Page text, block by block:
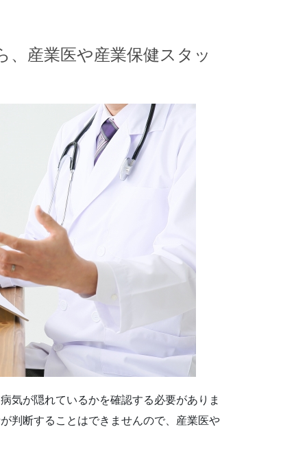
、産業医や産業保健スタッ
気が隠れているかを確認する必要がありま
判断することはできませんので、産業医や